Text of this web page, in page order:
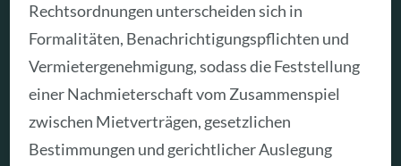
Rechtsordnungen unterscheiden sich in
Formalitäten, Benachrichtigungspflichten und
Vermietergenehmigung, sodass die Feststellung
einer Nachmieterschaft vom Zusammenspiel
zwischen Mietverträgen, gesetzlichen
Bestimmungen und gerichtlicher Auslegung